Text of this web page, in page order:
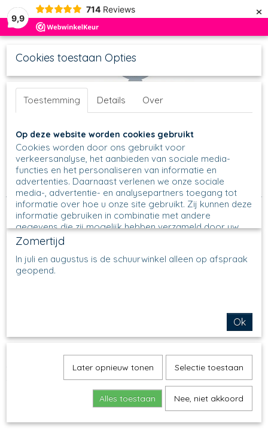
9,9
714 Reviews ×
Geen producten
Cookies toestaan Opties
Toestemming Details Over
Op deze website worden cookies gebruikt
Cookies worden door ons gebruikt voor
verkeersanalyse, het aanbieden van sociale media-
functies en het personaliseren van informatie en
advertenties. Daarnaast verlenen we onze sociale
media-, advertentie- en analysepartners toegang tot
informatie over hoe u onze site gebruikt. Zij kunnen deze
informatie gebruiken in combinatie met andere
gegevens die zij mogelijk hebben verzameld door uw
gebruik van hun diensten of die u hen hebt verstrekt.
Zomertijd
In juli en augustus is de schuurwinkel alleen op afspraak
geopend.
Ok
Later opnieuw tonen Selectie toestaan
Alles toestaan Nee, niet akkoord
Home>Schalen>Rechthoekige schalen>Ovenschaal
greepjes
Ovenschaal A84 - H 4,5
cm, 23.5 cm x 15.5 cm
Ovenschaal A39, H 5
cm 28 x 18,5 cm